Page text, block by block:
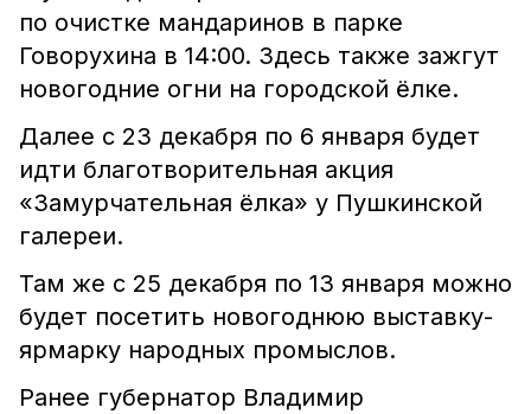
по очистке мандаринов в парке
Говорухина в 14:00. Здесь также зажгут
новогодние огни на городской ёлке.
Далее с 23 декабря по 6 января будет
идти благотворительная акция
«Замурчательная ёлка» у Пушкинской
галереи.
Там же с 25 декабря по 13 января можно
будет посетить новогоднюю выставку-
ярмарку народных промыслов.
Ранее губернатор Владимир